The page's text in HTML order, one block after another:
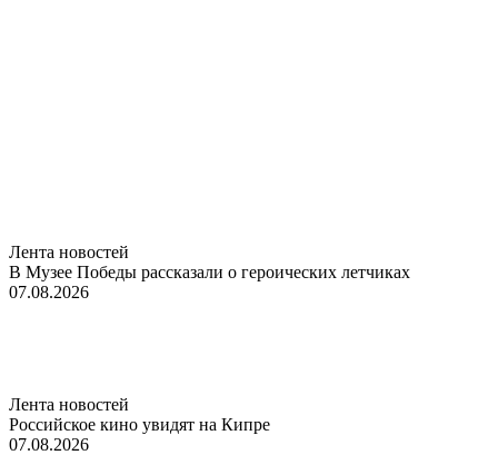
Лента новостей
В Музее Победы рассказали о героических летчиках
07.08.2026
Лента новостей
Российское кино увидят на Кипре
07.08.2026